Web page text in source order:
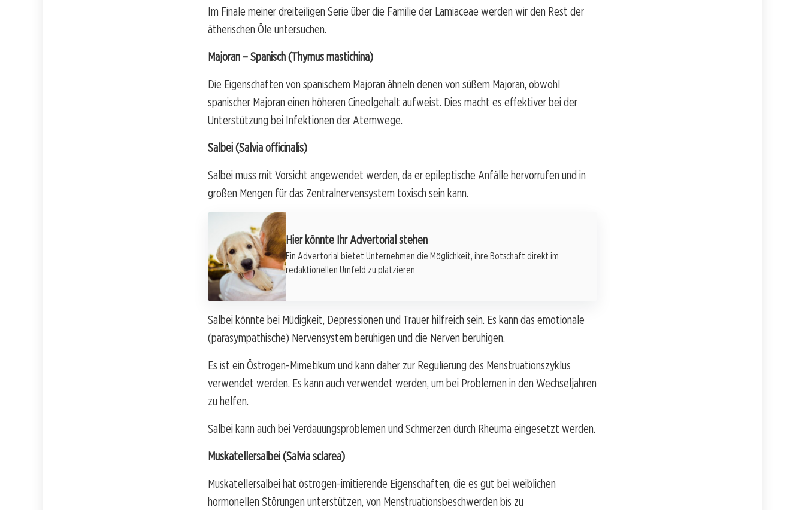
Im Finale meiner dreiteiligen Serie über die Familie der Lamiaceae werden wir den Rest der
ätherischen Öle untersuchen.
Majoran – Spanisch (Thymus mastichina)
Die Eigenschaften von spanischem Majoran ähneln denen von süßem Majoran, obwohl
spanischer Majoran einen höheren Cineolgehalt aufweist. Dies macht es effektiver bei der
Unterstützung bei Infektionen der Atemwege.
Salbei (Salvia officinalis)
Salbei muss mit Vorsicht angewendet werden, da er epileptische Anfälle hervorrufen und in
großen Mengen für das Zentralnervensystem toxisch sein kann.
Hier könnte Ihr Advertorial stehen
Ein Advertorial bietet Unternehmen die Möglichkeit, ihre Botschaft direkt im
redaktionellen Umfeld zu platzieren
Salbei könnte bei Müdigkeit, Depressionen und Trauer hilfreich sein. Es kann das emotionale
(parasympathische) Nervensystem beruhigen und die Nerven beruhigen.
Es ist ein Östrogen-Mimetikum und kann daher zur Regulierung des Menstruationszyklus
verwendet werden. Es kann auch verwendet werden, um bei Problemen in den Wechseljahren
zu helfen.
Salbei kann auch bei Verdauungsproblemen und Schmerzen durch Rheuma eingesetzt werden.
Muskatellersalbei (Salvia sclarea)
Muskatellersalbei hat östrogen-imitierende Eigenschaften, die es gut bei weiblichen
hormonellen Störungen unterstützen, von Menstruationsbeschwerden bis zu